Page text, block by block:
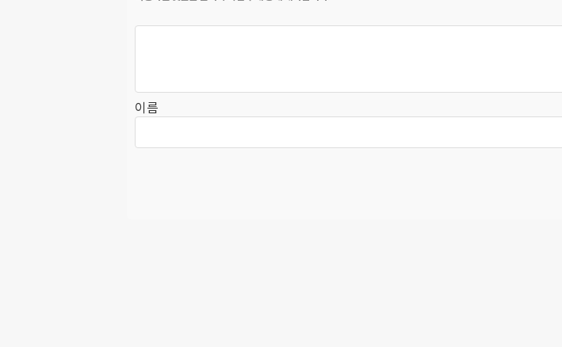
이름